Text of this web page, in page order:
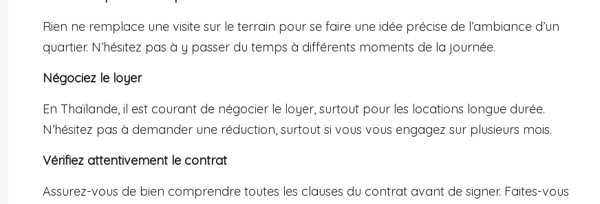
Rien ne remplace une visite sur le terrain pour se faire une idée précise de l’ambiance d’un
quartier. N’hésitez pas à y passer du temps à différents moments de la journée.
Négociez le loyer
En Thaïlande, il est courant de négocier le loyer, surtout pour les locations longue durée.
N’hésitez pas à demander une réduction, surtout si vous vous engagez sur plusieurs mois.
Vérifiez attentivement le contrat
Assurez-vous de bien comprendre toutes les clauses du contrat avant de signer. Faites-vous